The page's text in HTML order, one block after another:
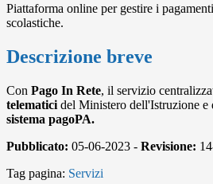
Piattaforma online per gestire i
scolastiche.
Descrizione breve
Con Pago In Rete, il servizio
telematici del Ministero dell'Istruzione e
sistema pagoPA.
Pubblicato: 05-06-2023 - Revisione:
Tag pagina: Servizi